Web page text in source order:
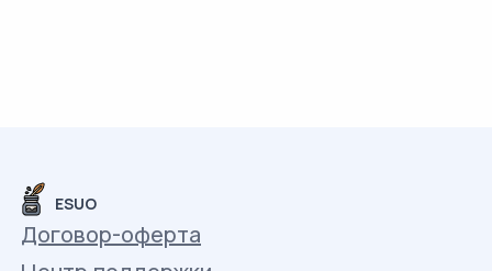
ESUO
Договор-оферта